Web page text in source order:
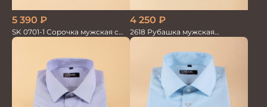
5 390 ₽
SK 0701-1 Сорочка мужская с
шёлком
4 250 ₽
2618 Рубашка мужская
кор.рукав трикотажная т.син.
100%хлопок